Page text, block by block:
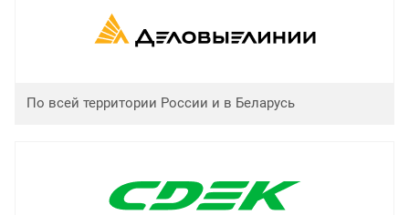
По всей территории России и в Беларусь